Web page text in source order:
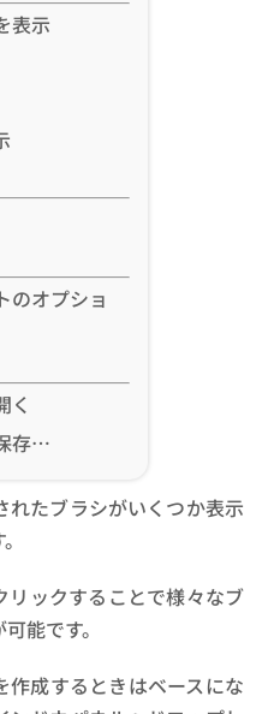
表示
のオプショ
く
存…
れたブラシがいくつか表示
リックすることで様々なブ
能です。
作成するときはベースにな